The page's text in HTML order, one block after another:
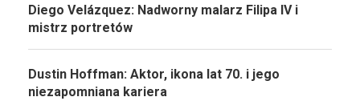
Diego Velázquez: Nadworny malarz Filipa IV i
mistrz portretów
Dustin Hoffman: Aktor, ikona lat 70. i jego
niezapomniana kariera